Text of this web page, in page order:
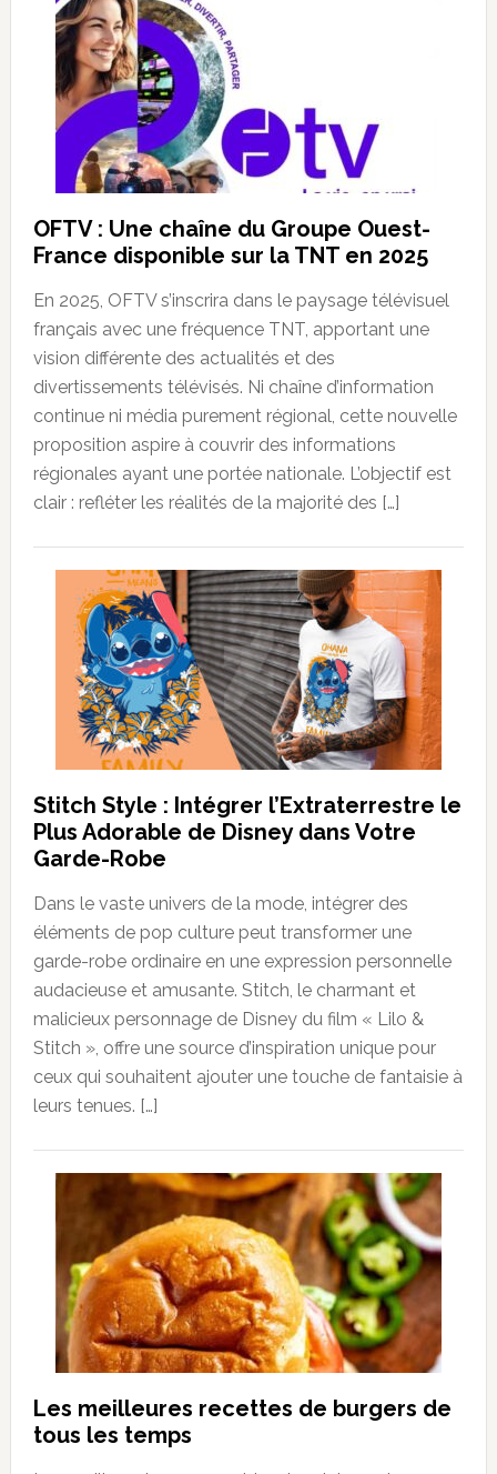
OFTV : Une chaîne du Groupe Ouest-
France disponible sur la TNT en 2025
En 2025, OFTV s’inscrira dans le paysage télévisuel
français avec une fréquence TNT, apportant une
vision différente des actualités et des
divertissements télévisés. Ni chaîne d’information
continue ni média purement régional, cette nouvelle
proposition aspire à couvrir des informations
régionales ayant une portée nationale. L’objectif est
clair : refléter les réalités de la majorité des […]
Stitch Style : Intégrer l’Extraterrestre le
Plus Adorable de Disney dans Votre
Garde-Robe
Dans le vaste univers de la mode, intégrer des
éléments de pop culture peut transformer une
garde-robe ordinaire en une expression personnelle
audacieuse et amusante. Stitch, le charmant et
malicieux personnage de Disney du film « Lilo &
Stitch », offre une source d’inspiration unique pour
ceux qui souhaitent ajouter une touche de fantaisie à
leurs tenues. […]
Les meilleures recettes de burgers de
tous les temps